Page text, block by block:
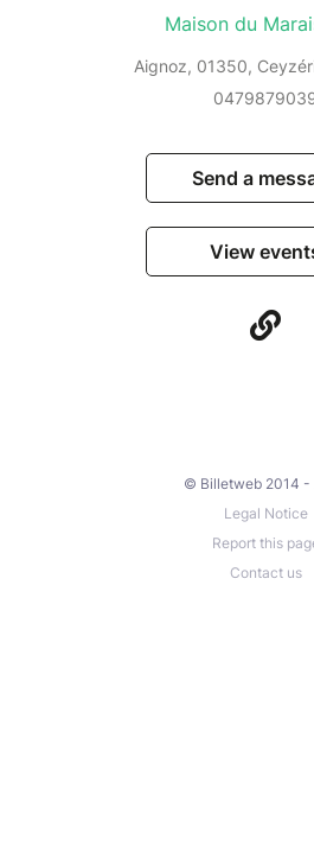
Maison du
Aignoz, 01350,
Send a
View
© Billetweb 2014 -
Legal Notice
Report this
Contact us